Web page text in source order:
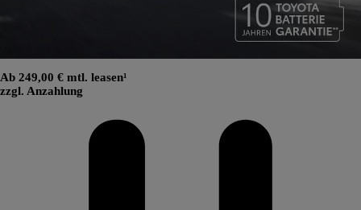
Ab 249,00 € mtl. leasen¹
zzgl. Anzahlung